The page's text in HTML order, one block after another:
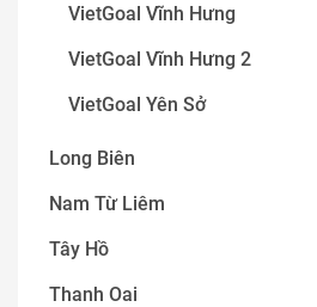
VietGoal Vĩnh Hưng
VietGoal Vĩnh Hưng 2
VietGoal Yên Sở
Long Biên
Nam Từ Liêm
Tây Hồ
Thanh Oai